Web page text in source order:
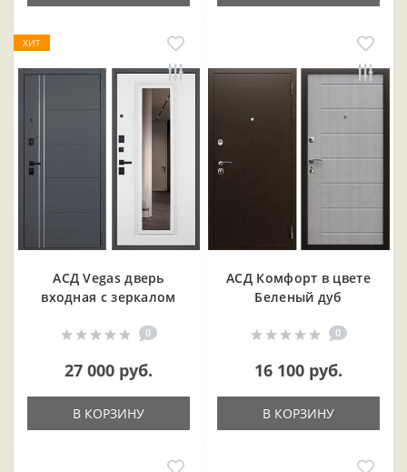
ХИТ
АСД Vegas дверь
входная с зеркалом
0
27 000 руб.
В КОРЗИНУ
АСД Комфорт в цвете
Беленый дуб
0
16 100 руб.
В КОРЗИНУ